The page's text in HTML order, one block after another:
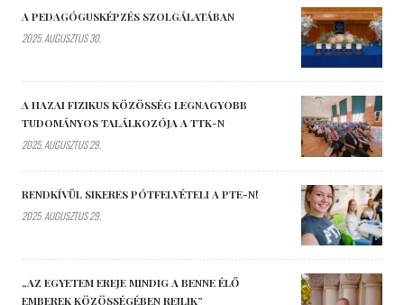
A PEDAGÓGUSKÉPZÉS SZOLGÁLATÁBAN
2025. AUGUSZTUS 30.
A HAZAI FIZIKUS KÖZÖSSÉG LEGNAGYOBB
TUDOMÁNYOS TALÁLKOZÓJA A TTK-N
2025. AUGUSZTUS 29.
RENDKÍVÜL SIKERES PÓTFELVÉTELI A PTE-N!
2025. AUGUSZTUS 29.
„AZ EGYETEM EREJE MINDIG A BENNE ÉLŐ
EMBEREK KÖZÖSSÉGÉBEN REJLIK”